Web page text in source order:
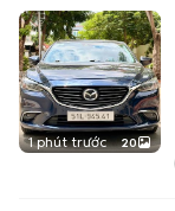
1 phút trước 20